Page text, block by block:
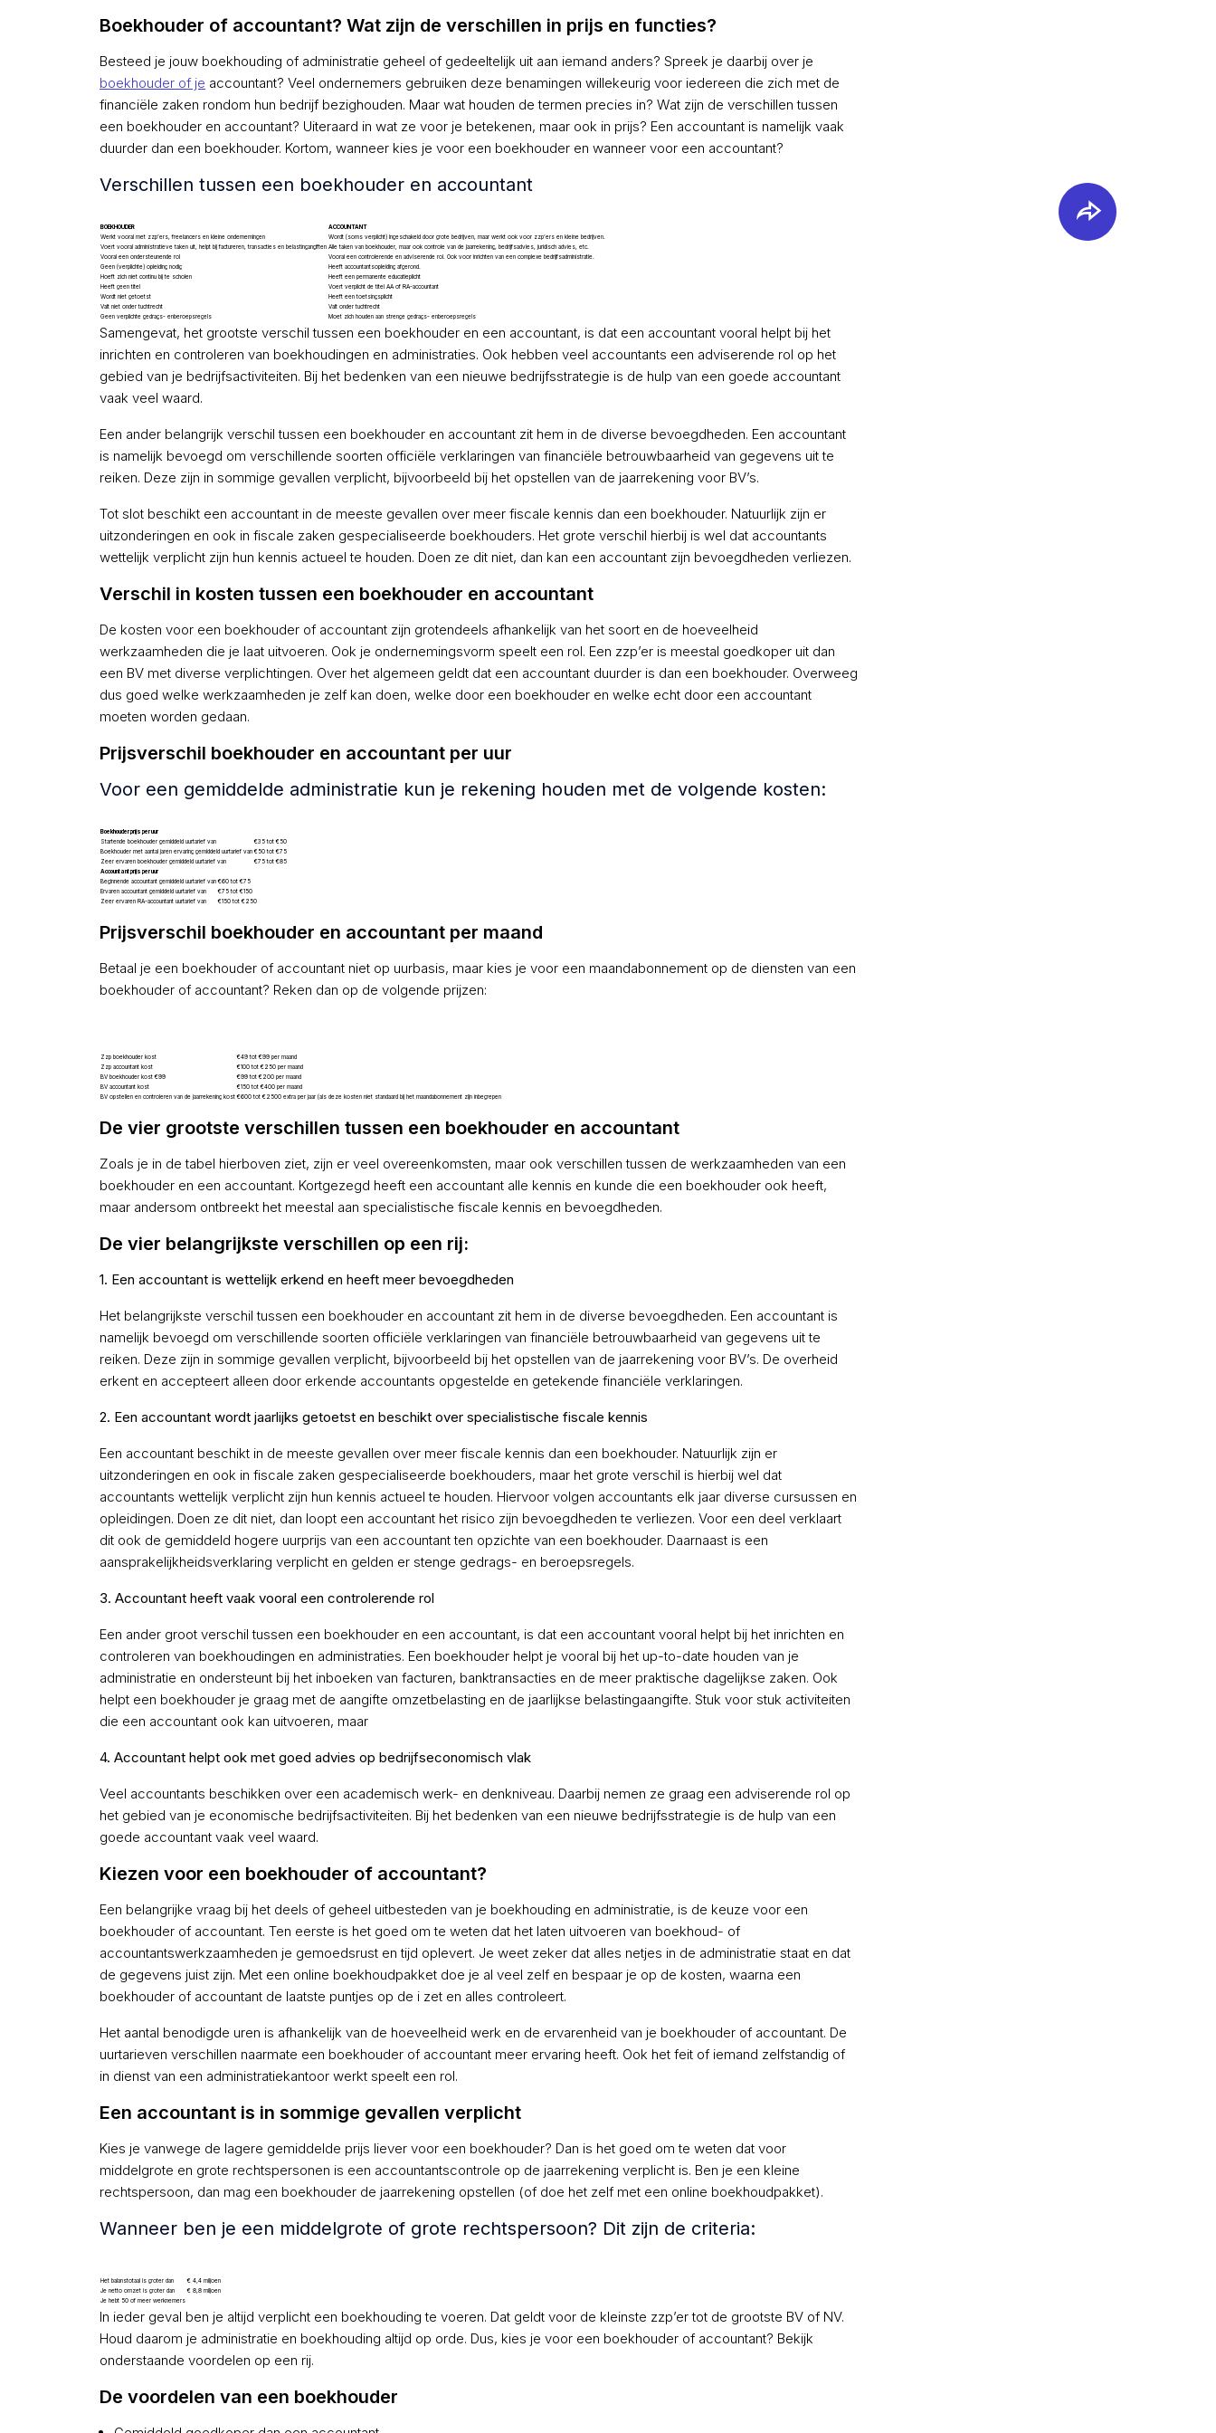
Boekhouder of accountant? Wat zijn de verschillen in prijs en functies?
Besteed je jouw boekhouding of administratie geheel of gedeeltelijk uit aan iemand anders? Spreek je daarbij over je
boekhouder of je accountant? Veel ondernemers gebruiken deze benamingen willekeurig voor iedereen die zich met de
financiële zaken rondom hun bedrijf bezighouden. Maar wat houden de termen precies in? Wat zijn de verschillen tussen
een boekhouder en accountant? Uiteraard in wat ze voor je betekenen, maar ook in prijs? Een accountant is namelijk vaak
duurder dan een boekhouder. Kortom, wanneer kies je voor een boekhouder en wanneer voor een accountant?
Verschillen tussen een boekhouder en accountant
BOEKHOUDER
ACCOUNTANT
Werkt vooral met zzp’ers, freelancers en kleine ondernemingen
Wordt (soms verplicht) ingeschakeld door grote bedrijven, maar werkt ook voor zzp’ers en kleine bedrijven.
Voert vooral administratieve taken uit, helpt bij factureren, transacties en belastingangiften Alle taken van boekhouder, maar ook controle van de jaarrekening, bedrijfsadvies, juridisch advies, etc.
Vooral een ondersteunende rol
Vooral een controlerende en adviserende rol. Ook voor inrichten van een complexe bedrijfsadministratie.
Geen (verplichte) opleiding nodig
Heeft accountantsopleiding afgerond.
Hoeft zich niet continu bij te scholen
Heeft een permanente educatieplicht
Heeft geen titel
Voert verplicht de titel AA of RA-accountant
Wordt niet getoetst
Heeft een toetsingsplicht
Valt niet onder tuchtrecht
Valt onder tuchtrecht
Geen verplichte gedrags- enberoepsregels
Moet zich houden aan strenge gedrags- enberoepsregels
Samengevat, het grootste verschil tussen een boekhouder en een accountant, is dat een accountant vooral helpt bij het
inrichten en controleren van boekhoudingen en administraties. Ook hebben veel accountants een adviserende rol op het
gebied van je bedrijfsactiviteiten. Bij het bedenken van een nieuwe bedrijfsstrategie is de hulp van een goede accountant
vaak veel waard.
Een ander belangrijk verschil tussen een boekhouder en accountant zit hem in de diverse bevoegdheden. Een accountant
is namelijk bevoegd om verschillende soorten officiële verklaringen van financiële betrouwbaarheid van gegevens uit te
reiken. Deze zijn in sommige gevallen verplicht, bijvoorbeeld bij het opstellen van de jaarrekening voor BV’s.
Tot slot beschikt een accountant in de meeste gevallen over meer fiscale kennis dan een boekhouder. Natuurlijk zijn er
uitzonderingen en ook in fiscale zaken gespecialiseerde boekhouders. Het grote verschil hierbij is wel dat accountants
wettelijk verplicht zijn hun kennis actueel te houden. Doen ze dit niet, dan kan een accountant zijn bevoegdheden verliezen.
Verschil in kosten tussen een boekhouder en accountant
De kosten voor een boekhouder of accountant zijn grotendeels afhankelijk van het soort en de hoeveelheid
werkzaamheden die je laat uitvoeren. Ook je ondernemingsvorm speelt een rol. Een zzp’er is meestal goedkoper uit dan
een BV met diverse verplichtingen. Over het algemeen geldt dat een accountant duurder is dan een boekhouder. Overweeg
dus goed welke werkzaamheden je zelf kan doen, welke door een boekhouder en welke echt door een accountant
moeten worden gedaan.
Prijsverschil boekhouder en accountant per uur
Voor een gemiddelde administratie kun je rekening houden met de volgende kosten:
Boekhouder prijs per uur
Startende boekhouder gemiddeld uurtarief van
€35 tot €50
Boekhouder met aantal jaren ervaring gemiddeld uurtarief van €50 tot €75
Zeer ervaren boekhouder gemiddeld uurtarief van
€75 tot €85
Accountant prijs per uur
Beginnende accountant gemiddeld uurtarief van €60 tot €75
Ervaren accountant gemiddeld uurtarief van
€75 tot €150
Zeer ervaren RA-accountant uurtarief van
€150 tot €250
Prijsverschil boekhouder en accountant per maand
Betaal je een boekhouder of accountant niet op uurbasis, maar kies je voor een maandabonnement op de diensten van een
boekhouder of accountant? Reken dan op de volgende prijzen:
Zzp boekhouder kost
€49 tot €99 per maand
Zzp accountant kost
€100 tot €250 per maand
BV boekhouder kost €99
€99 tot €200 per maand
BV accountant kost
€150 tot €400 per maand
BV opstellen en controleren van de jaarrekening kost €600 tot €2500 extra per jaar (als deze kosten niet standaard bij het maandabonnement zijn inbegrepen
De vier grootste verschillen tussen een boekhouder en accountant
Zoals je in de tabel hierboven ziet, zijn er veel overeenkomsten, maar ook verschillen tussen de werkzaamheden van een
boekhouder en een accountant. Kortgezegd heeft een accountant alle kennis en kunde die een boekhouder ook heeft,
maar andersom ontbreekt het meestal aan specialistische fiscale kennis en bevoegdheden.
De vier belangrijkste verschillen op een rij:
1. Een accountant is wettelijk erkend en heeft meer bevoegdheden
Het belangrijkste verschil tussen een boekhouder en accountant zit hem in de diverse bevoegdheden. Een accountant is
namelijk bevoegd om verschillende soorten officiële verklaringen van financiële betrouwbaarheid van gegevens uit te
reiken. Deze zijn in sommige gevallen verplicht, bijvoorbeeld bij het opstellen van de jaarrekening voor BV’s. De overheid
erkent en accepteert alleen door erkende accountants opgestelde en getekende financiële verklaringen.
2. Een accountant wordt jaarlijks getoetst en beschikt over specialistische fiscale kennis
Een accountant beschikt in de meeste gevallen over meer fiscale kennis dan een boekhouder. Natuurlijk zijn er
uitzonderingen en ook in fiscale zaken gespecialiseerde boekhouders, maar het grote verschil is hierbij wel dat
accountants wettelijk verplicht zijn hun kennis actueel te houden. Hiervoor volgen accountants elk jaar diverse cursussen en
opleidingen. Doen ze dit niet, dan loopt een accountant het risico zijn bevoegdheden te verliezen. Voor een deel verklaart
dit ook de gemiddeld hogere uurprijs van een accountant ten opzichte van een boekhouder. Daarnaast is een
aansprakelijkheidsverklaring verplicht en gelden er stenge gedrags- en beroepsregels.
3. Accountant heeft vaak vooral een controlerende rol
Een ander groot verschil tussen een boekhouder en een accountant, is dat een accountant vooral helpt bij het inrichten en
controleren van boekhoudingen en administraties. Een boekhouder helpt je vooral bij het up-to-date houden van je
administratie en ondersteunt bij het inboeken van facturen, banktransacties en de meer praktische dagelijkse zaken. Ook
helpt een boekhouder je graag met de aangifte omzetbelasting en de jaarlijkse belastingaangifte. Stuk voor stuk activiteiten
die een accountant ook kan uitvoeren, maar
4. Accountant helpt ook met goed advies op bedrijfseconomisch vlak
Veel accountants beschikken over een academisch werk- en denkniveau. Daarbij nemen ze graag een adviserende rol op
het gebied van je economische bedrijfsactiviteiten. Bij het bedenken van een nieuwe bedrijfsstrategie is de hulp van een
goede accountant vaak veel waard.
Kiezen voor een boekhouder of accountant?
Een belangrijke vraag bij het deels of geheel uitbesteden van je boekhouding en administratie, is de keuze voor een
boekhouder of accountant. Ten eerste is het goed om te weten dat het laten uitvoeren van boekhoud- of
accountantswerkzaamheden je gemoedsrust en tijd oplevert. Je weet zeker dat alles netjes in de administratie staat en dat
de gegevens juist zijn. Met een online boekhoudpakket doe je al veel zelf en bespaar je op de kosten, waarna een
boekhouder of accountant de laatste puntjes op de i zet en alles controleert.
Het aantal benodigde uren is afhankelijk van de hoeveelheid werk en de ervarenheid van je boekhouder of accountant. De
uurtarieven verschillen naarmate een boekhouder of accountant meer ervaring heeft. Ook het feit of iemand zelfstandig of
in dienst van een administratiekantoor werkt speelt een rol.
Een accountant is in sommige gevallen verplicht
Kies je vanwege de lagere gemiddelde prijs liever voor een boekhouder? Dan is het goed om te weten dat voor
middelgrote en grote rechtspersonen is een accountantscontrole op de jaarrekening verplicht is. Ben je een kleine
rechtspersoon, dan mag een boekhouder de jaarrekening opstellen (of doe het zelf met een online boekhoudpakket).
Wanneer ben je een middelgrote of grote rechtspersoon? Dit zijn de criteria:
Het balanstotaal is groter dan
€ 4,4 miljoen
Je netto omzet is groter dan
€ 8,8 miljoen
Je hebt 50 of meer werknemers
In ieder geval ben je altijd verplicht een boekhouding te voeren. Dat geldt voor de kleinste zzp’er tot de grootste BV of NV.
Houd daarom je administratie en boekhouding altijd op orde. Dus, kies je voor een boekhouder of accountant? Bekijk
onderstaande voordelen op een rij.
De voordelen van een boekhouder